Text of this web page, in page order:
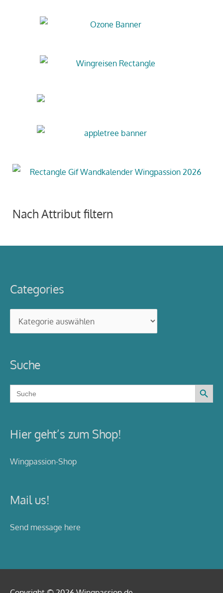
Nach Attribut filtern
Categories
Suche
Search
for:
Search Button
Hier geht’s zum Shop!
Wingpassion-Shop
Mail us!
Send message here